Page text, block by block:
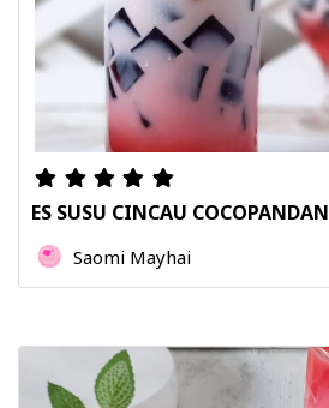
ES SUSU CINCAU COCOPANDAN
Saomi Mayhai